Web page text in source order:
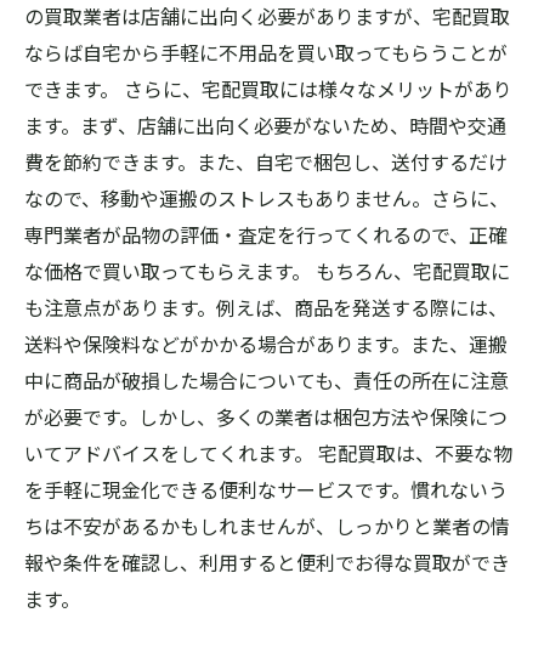
の買取業者は店舗に出向く必要がありますが、宅配買取
ならば自宅から手軽に不用品を買い取ってもらうことが
できます。 さらに、宅配買取には様々なメリットがあり
ます。まず、店舗に出向く必要がないため、時間や交通
費を節約できます。また、自宅で梱包し、送付するだけ
なので、移動や運搬のストレスもありません。さらに、
専門業者が品物の評価・査定を行ってくれるので、正確
な価格で買い取ってもらえます。 もちろん、宅配買取に
も注意点があります。例えば、商品を発送する際には、
送料や保険料などがかかる場合があります。また、運搬
中に商品が破損した場合についても、責任の所在に注意
が必要です。しかし、多くの業者は梱包方法や保険につ
いてアドバイスをしてくれます。 宅配買取は、不要な物
を手軽に現金化できる便利なサービスです。慣れないう
ちは不安があるかもしれませんが、しっかりと業者の情
報や条件を確認し、利用すると便利でお得な買取ができ
ます。